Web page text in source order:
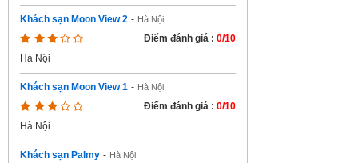
Khách sạn Moon View 2 - Hà Nội
Điểm đánh giá : 0/10
Hà Nội
Khách sạn Moon View 1 - Hà Nội
Điểm đánh giá : 0/10
Hà Nội
Khách sạn Palmy - Hà Nội